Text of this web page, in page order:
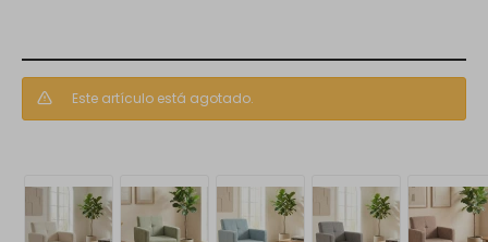
Este artículo está agotado.